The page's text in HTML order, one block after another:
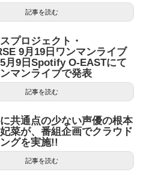
記事を読む
プロジェクト・
9月19日ワンマンライブ
月9日Spotify O-EASTにて
マンライブで発表
記事を読む
共通点の少ない声優の根本
菜が、番組企画でクラウド
グを実施!!
記事を読む